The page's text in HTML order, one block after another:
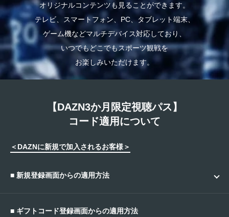
オリジナルコンテンツも見ることができます。
テレビ、スマートフォン、PC、タブレット端末、
ゲーム機などマルチデバイス対応しており、
いつでもどこでもスポーツ観戦を
お楽しみいただけます。
【DAZN3か月限定視聴パス】
コード適用について
＜DAZNに新規で加入されるお客様＞
■ 新規登録画面からの適用方法
る」ボタンを押下
■ ギフトコード登録画面からの適用方法